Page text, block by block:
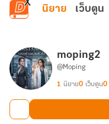
ข้ามไปยังเนื้อหาหลัก
นิยาย เว็บตูน
moping2
@Moping
1 นิยาย0 เว็บตูน0